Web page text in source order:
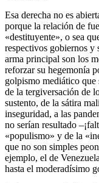
Esa derecha no es
porque la relación de
«destituyente», o sea
respectivos gobiernos y
arma principal son los
reforzar su hegemonía
golpismo mediático
de la tergiversación de
sustento, de la sátira
inseguridad, a las
no serían resultado
«populismo» y de la
que no son simples
ejemplo, el de
hasta el moderadísimo